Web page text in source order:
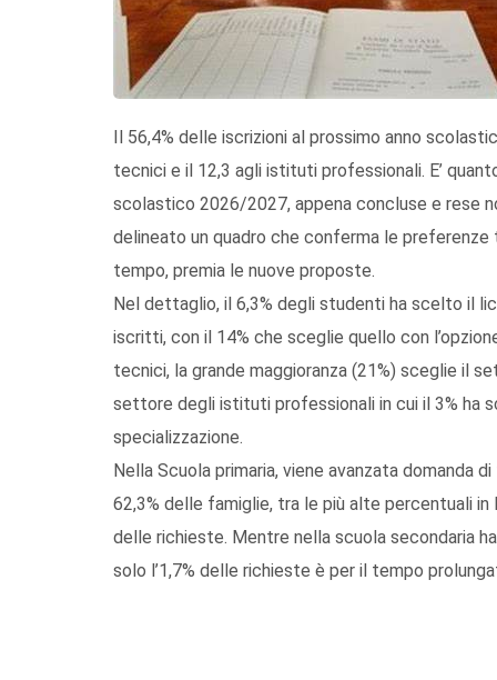
Il 56,4% delle iscrizioni al prossimo anno
tecnici e il 12,3 agli istituti professionali. E’
scolastico 2026/2027, appena concluse e rese
delineato un quadro che conferma le
tempo, premia le nuove proposte.
Nel dettaglio, il 6,3% degli studenti ha scelto il
iscritti, con il 14% che sceglie quello con
tecnici, la grande maggioranza (21%) sceglie il
settore degli istituti professionali in cui il 3% ha
specializzazione.
Nella Scuola primaria, viene avanzata domanda
62,3% delle famiglie, tra le più alte percentuali
delle richieste. Mentre nella scuola secondaria
solo l’1,7% delle richieste è per il tempo